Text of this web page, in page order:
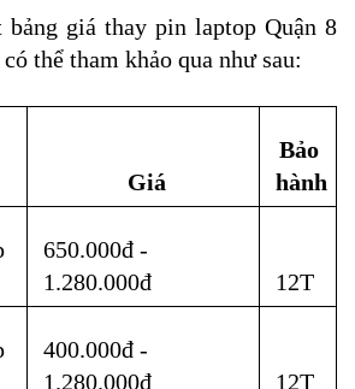
giá thay pin laptop Quận 8
thể tham khảo qua như sau:
Giá
Bảo
hành
650.000đ -
1.280.000đ
12T
400.000đ -
1.280.000đ
12T